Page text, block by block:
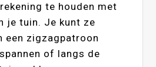
te houden met
je tuin. Je kunt ze
een zigzagpatroon
of langs de